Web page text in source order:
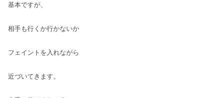
基本ですが、
相手も行くか行かないか
フェイントを入れながら
近づいてきます。